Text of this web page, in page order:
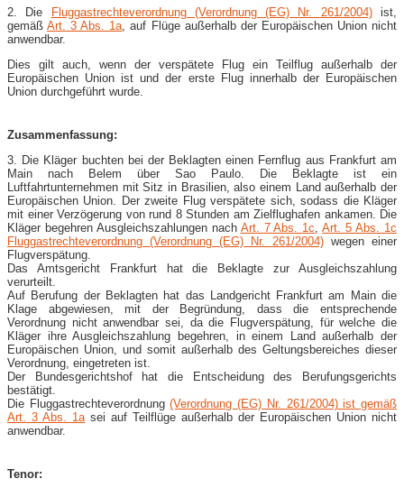
2. Die Fluggastrechteverordnung (Verordnung (EG) Nr. 261/2004)ist,
gemäßArt. 3 Abs. 1a , auf Flüge außerhalb der Europäischen Union nicht
anwendbar.
Dies gilt auch, wenn der verspätete Flug ein Teilflug außerhalb der
Europäischen Union ist und der erste Flug innerhalb der Europäischen
Union durchgeführt wurde.
Zusammenfassung:
3. Die Kläger buchten bei der Beklagten einen Fernflug aus Frankfurt am
Main nach Belem über Sao Paulo. Die Beklagte ist ein
Luftfahrtunternehmen mit Sitz in Brasilien, also einem Land außerhalb der
Europäischen Union. Der zweite Flug verspätete sich, sodass die Kläger
mit einer Verzögerung von rund 8 Stunden am Zielflughafen ankamen. Die
Kläger begehren Ausgleichszahlungen nach Art. 7 Abs. 1c ,Art. 5 Abs. 1c
Fluggastrechteverordnung (Verordnung (EG) Nr. 261/2004) wegen einer
Flugverspätung.
Das Amtsgericht Frankfurt hat die Beklagte zur Ausgleichszahlung
verurteilt.
Auf Berufung der Beklagten hat das Landgericht Frankfurt am Main die
Klage abgewiesen, mit der Begründung, dass die entsprechende
Verordnung nicht anwendbar sei, da die Flugverspätung, für welche die
Kläger ihre Ausgleichszahlung begehren, in einem Land außerhalb der
Europäischen Union, und somit außerhalb des Geltungsbereiches dieser
Verordnung, eingetreten ist.
Der Bundesgerichtshof hat die Entscheidung des Berufungsgerichts
bestätigt.
Die Fluggastrechteverordnung(Verordnung (EG) Nr. 261/2004) ist gemäß
Art. 3 Abs. 1a sei auf Teilflüge außerhalb der Europäischen Union nicht
anwendbar.
Tenor: